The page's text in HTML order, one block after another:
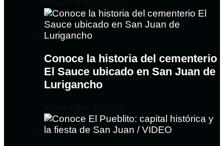
Conoce la historia del cementerio
El Sauce ubicado en San Juan de
Lurigancho